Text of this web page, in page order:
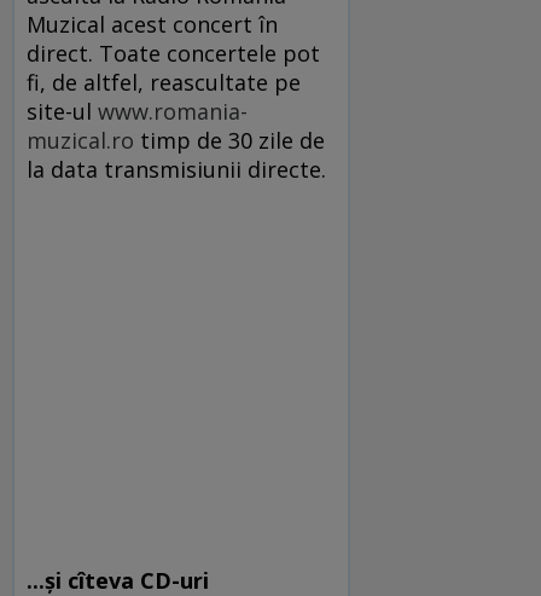
Muzical acest concert în
direct. Toate concertele pot
fi, de altfel, reascultate pe
site-ul www.romania-
muzical.ro timp de 30 zile de
la data transmisiunii directe.
...și cîteva CD-uri